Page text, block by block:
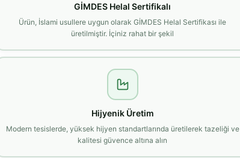
GİMDES Helal Sertifikalı
Ürün, İslami usullere uygun olarak GİMDES Helal Sertifikası ile
üretilmiştir. İçiniz rahat bir şekil
Hijyenik Üretim
Modern tesislerde, yüksek hijyen standartlarında üretilerek tazeliği ve
kalitesi güvence altına alın